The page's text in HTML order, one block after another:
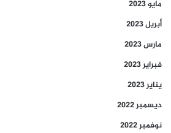
مايو 2023
أبريل 2023
مارس 2023
فبراير 2023
يناير 2023
ديسمبر 2022
نوفمبر 2022